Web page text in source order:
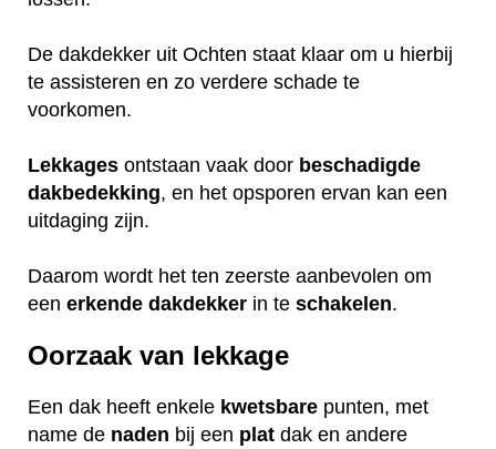
De dakdekker uit Ochten staat klaar om u hierbij
te assisteren en zo verdere schade te
voorkomen.
Lekkages ontstaan vaak door beschadigde
dakbedekking, en het opsporen ervan kan een
uitdaging zijn.
Daarom wordt het ten zeerste aanbevolen om
een erkende dakdekker in te schakelen.
Oorzaak van lekkage
Een dak heeft enkele kwetsbare punten, met
name de naden bij een plat dak en andere